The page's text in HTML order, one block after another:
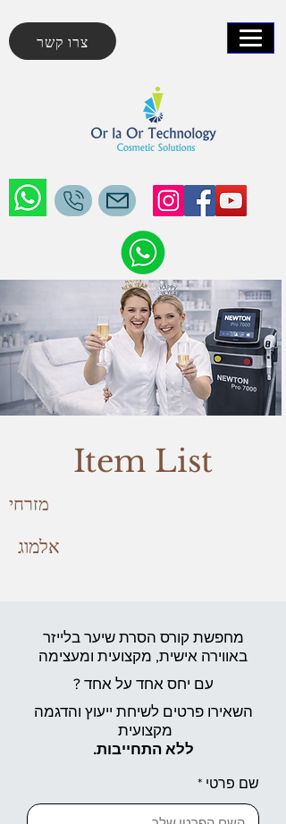
צרו קשר
Item List
מזרחי
אלמוג
מחפשת קורס הסרת שיער בלייזר
באווירה אישית, מקצועית ומעצימה
עם יחס אחד על אחד ?
השאירו פרטים לשיחת ייעוץ והדגמה
מקצועית
ללא התחייבות.
שם פרטי